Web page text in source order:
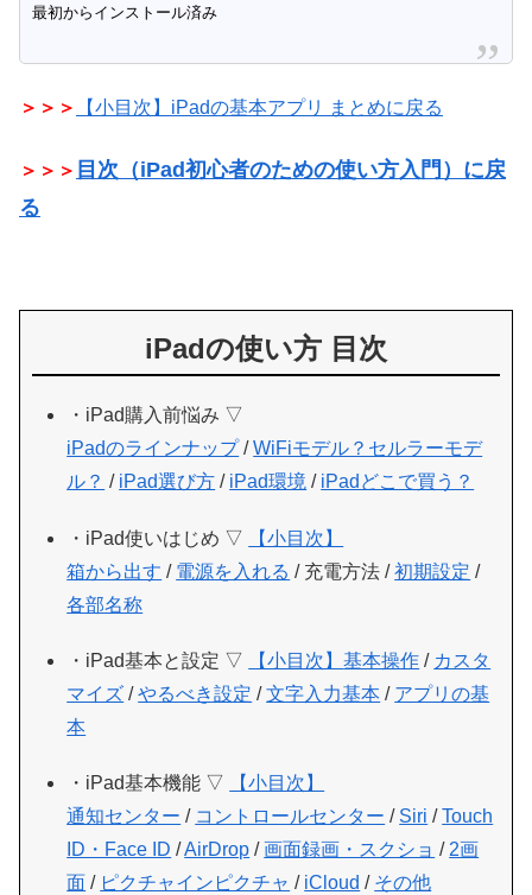
最初からインストール済み
＞＞＞ 【小目次】iPadの基本アプリ まとめに戻る
＞＞＞ 目次（iPad初心者のための使い方入門）に戻
る
iPadの使い方 目次
・iPad購入前悩み ▽
iPadのラインナップ /WiFiモデル？セルラーモデ
ル？ / iPad選び方 / iPad環境 / iPadどこで買う？
・iPad使いはじめ ▽
【小目次】
箱から出す / 電源を入れる / 充電方法 /初期設定 /
各部名称
・iPad基本と設定 ▽ 【小目次】基本操作 / カスタ
マイズ /やるべき設定 /文字入力基本 / アプリの基
本
・iPad基本機能 ▽
【小目次】
通知センター / コントロールセンター / Siri /Touch
ID・Face ID /AirDrop /画面録画・スクショ / 2画
面 / ピクチャインピクチャ / iCloud / その他